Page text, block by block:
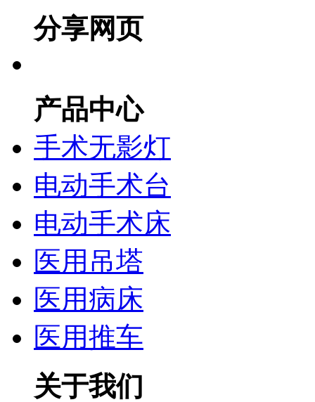
分享网页
产品中心
手术无影灯
电动手术台
电动手术床
医用吊塔
医用病床
医用推车
关于我们